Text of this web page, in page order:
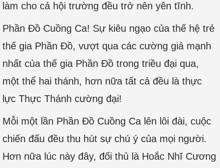
làm cho cả hội trường đều trở nên yên tĩnh.
Phần Đồ Cuồng Ca! Sự kiêu ngạo của thế hệ trẻ
thế gia Phần Đồ, vượt qua các cường giả mạnh
nhất của thế gia Phần Đồ trong triều đại qua,
một thể hai thánh, hơn nữa tất cả đều là thực
lực Thực Thánh cường đại!
Mỗi một lần Phần Đồ Cuồng Ca lên lôi đài, cuộc
chiến đấu đều thu hút sự chú ý của mọi người.
Hơn nữa lúc này đây, đối thủ là Hoắc Nhĩ Cương